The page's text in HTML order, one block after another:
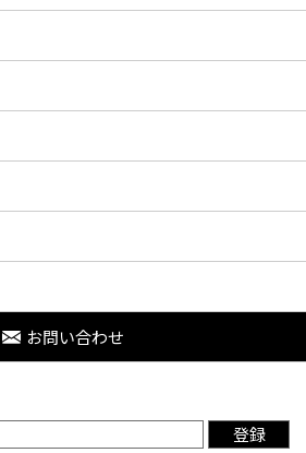
お問い合わせ
登録